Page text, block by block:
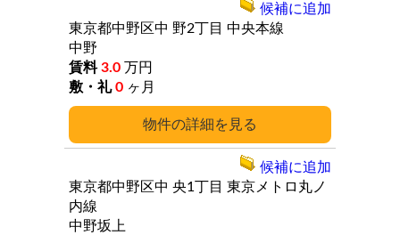
詳細
東京都中野区中 野2丁目 中央本線
中野
3.0 万円
0 ヶ月
候補に追加
東京都中野区中 央1丁目 東京メトロ丸ノ
内線
中野坂上
候補に追加